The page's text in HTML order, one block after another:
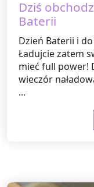
Dziś
Baterii
Dzień Baterii i
Ładujcie zatem
mieć full power!
wieczór
...